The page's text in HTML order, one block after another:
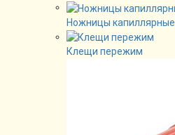
Ножницы капиллярные
Клещи пережим